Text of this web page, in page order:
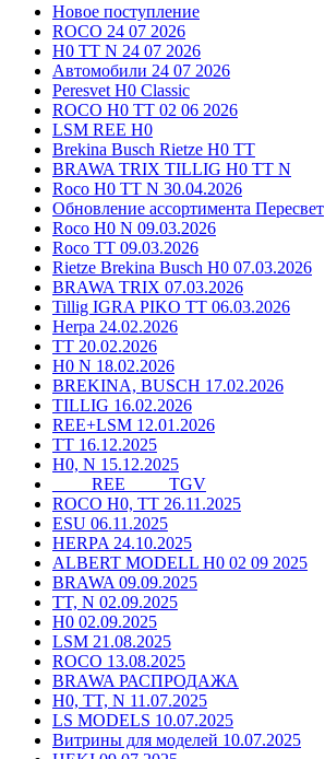
Новое поступление
ROCO 24 07 2026
H0 TT N 24 07 2026
Автомобили 24 07 2026
Peresvet H0 Classic
ROCO H0 TT 02 06 2026
LSM REE H0
Brekina Busch Rietze H0 TT
BRAWA TRIX TILLIG H0 TT N
Roco H0 TT N 30.04.2026
Обновление ассортимента Пересвет
Roco H0 N 09.03.2026
Roco TT 09.03.2026
Rietze Brekina Busch H0 07.03.2026
BRAWA TRIX 07.03.2026
Tillig IGRA PIKO TT 06.03.2026
Herpa 24.02.2026
TT 20.02.2026
H0 N 18.02.2026
BREKINA, BUSCH 17.02.2026
TILLIG 16.02.2026
REE+LSM 12.01.2026
TT 16.12.2025
H0, N 15.12.2025
____ REE ____ TGV
ROCO H0, TT 26.11.2025
ESU 06.11.2025
HERPA 24.10.2025
ALBERT MODELL H0 02 09 2025
BRAWA 09.09.2025
TT, N 02.09.2025
H0 02.09.2025
LSM 21.08.2025
ROCO 13.08.2025
BRAWA РАСПРОДАЖА
H0, TT, N 11.07.2025
LS MODELS 10.07.2025
Витрины для моделей 10.07.2025